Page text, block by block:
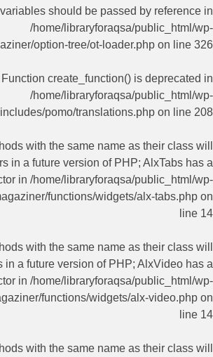
should be passed by reference in
/home/libraryforaqsa/public_html/wp-
option-tree/ot-loader.php on line 326
Function create_function() is deprecated in
/home/libraryforaqsa/public_html/wp-
includes/pomo/translations.php on line 208
with the same name as their class will
in a future version of PHP; AlxTabs has a
in /home/libraryforaqsa/public_html/wp-
functions/widgets/alx-tabs.php on
line 14
with the same name as their class will
in a future version of PHP; AlxVideo has a
in /home/libraryforaqsa/public_html/wp-
functions/widgets/alx-video.php on
line 14
with the same name as their class will